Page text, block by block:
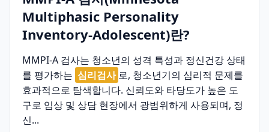
Multiphasic Personality
Inventory-Adolescent)란?
MMPI-A 검사는 청소년의 성격 특성과 정신건강 상태
를 평가하는 심리검사 로, 청소년기의 심리적 문제를
효과적으로 탐색합니다. 신뢰도와 타당도가 높은 도
구로 임상 및 상담 현장에서 광범위하게 사용되며, 정
신...